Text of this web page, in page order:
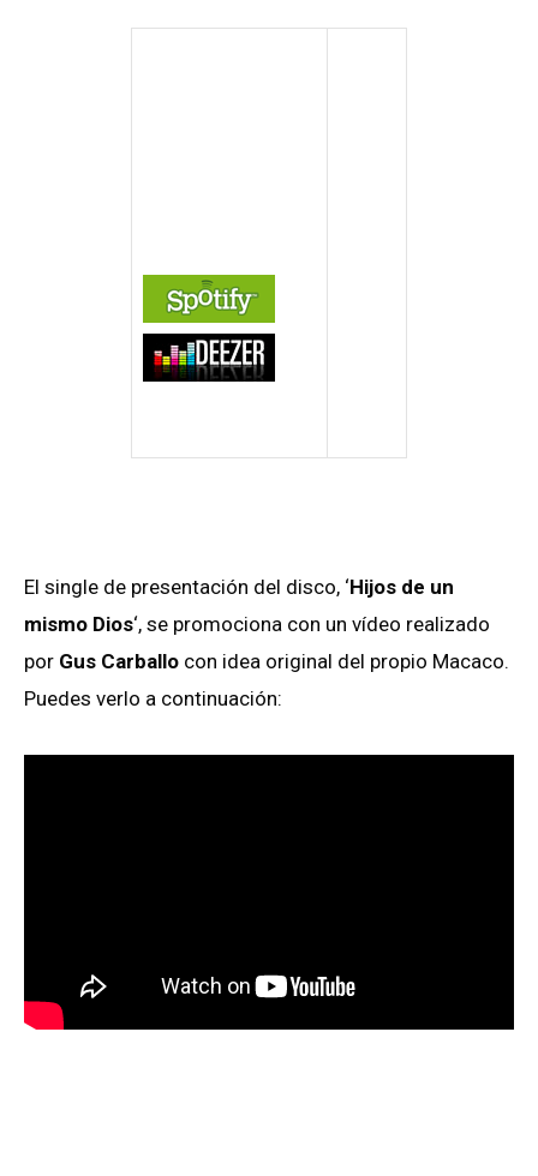
El single de presentación del disco, ‘Hijos de un
mismo Dios‘, se promociona con un vídeo realizado
por Gus Carballo con idea original del propio Macaco.
Puedes verlo a continuación: